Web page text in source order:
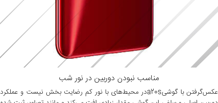
مناسب نبودن دوربین در نور شب
عکس‌گرفتن با گوشیa20sدر محیط‌های با نور کم رضایت بخش نیست و عملکرد